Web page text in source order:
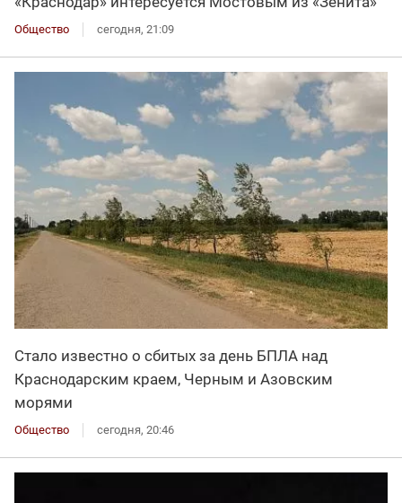
Общество сегодня, 21:09
Стало известно о сбитых за день БПЛА над
Краснодарским краем, Черным и Азовским
морями
Общество сегодня, 20:46